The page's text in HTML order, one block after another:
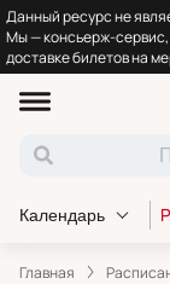
Данный ресурс не
Мы — консьерж-
доставке билетов на
Календарь
Главная